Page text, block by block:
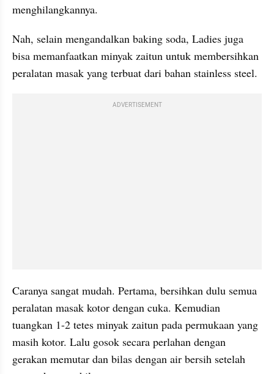
menghilangkannya.
Nah, selain mengandalkan baking soda, Ladies juga
bisa memanfaatkan minyak zaitun untuk membersihkan
peralatan masak yang terbuat dari bahan stainless steel.
ADVERTISEMENT
Caranya sangat mudah. Pertama, bersihkan dulu semua
peralatan masak kotor dengan cuka. Kemudian
tuangkan 1-2 tetes minyak zaitun pada permukaan yang
masih kotor. Lalu gosok secara perlahan dengan
gerakan memutar dan bilas dengan air bersih setelah